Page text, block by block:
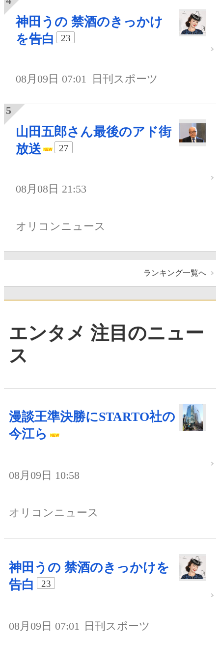
神田うの 禁酒のきっかけ
を告白
23
08月09日 07:01 日刊スポーツ
山田五郎さん最後のアド街
放送
27
08月08日 21:53
オリコンニュース
ランキング一覧へ
エンタメ 注目のニュー
ス
漫談王準決勝にSTARTO社の
今江ら
08月09日 10:58
オリコンニュース
神田うの 禁酒のきっかけを
告白
23
08月09日 07:01 日刊スポーツ